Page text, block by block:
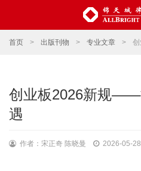
首页 > 出版刊物 > 专业文章 > 创
创业板2026新规——
遇
作者：宋正奇 陈晓曼 2026-05-28